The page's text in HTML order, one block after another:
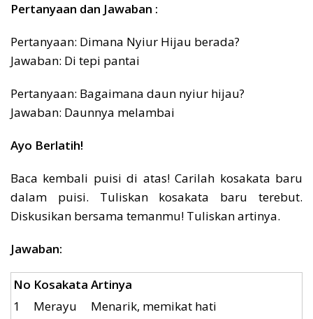
Pertanyaan dan Jawaban :
Pertanyaan: Dimana Nyiur Hijau berada?
Jawaban: Di tepi pantai
Pertanyaan: Bagaimana daun nyiur hijau?
Jawaban: Daunnya melambai
Ayo Berlatih!
Baca kembali puisi di atas! Carilah kosakata baru
dalam puisi. Tuliskan kosakata baru terebut.
Diskusikan bersama temanmu! Tuliskan artinya.
Jawaban:
No Kosakata Artinya
1
Merayu
Menarik, memikat hati